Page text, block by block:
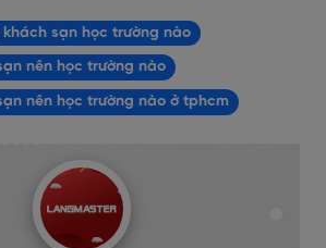
sạn học trường nào
nên học trường nào
nên học trường nào ở tphcm